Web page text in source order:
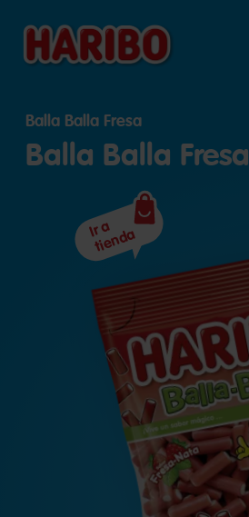
Balla Balla Fresa
Balla Balla Fresa
Ir a
tienda